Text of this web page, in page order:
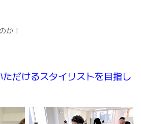
か！
だけるスタイリストを目指し